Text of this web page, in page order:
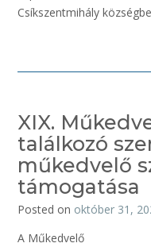
Csíkszentmihály
XIX.
találkozó
műkedvelő
támogatása
Posted on október 31,
A Műkedvelő